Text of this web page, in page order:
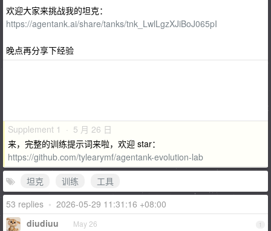
欢迎大家来挑战我的坦克：
https://agentank.ai/share/tanks/tnk_LwlLgzXJiBoJ065pI
晚点再分享下经验
Supplement 1 · 5 月 26 日
来，完整的训练提示词来啦，欢迎 star：
https://github.com/tylearymf/agentank-evolution-lab
坦克
训练
工具
53 replies • 2026-05-29 11:31:16 +08:00
1
diudiuu May 26